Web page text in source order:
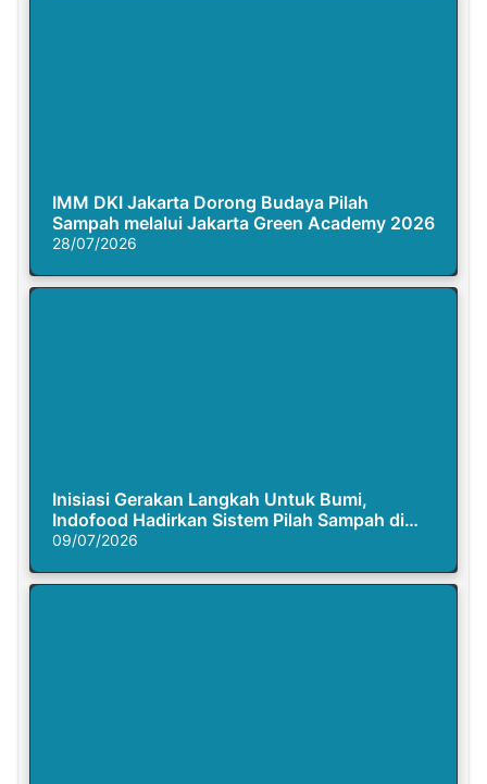
IMM DKI Jakarta Dorong Budaya Pilah
Sampah melalui Jakarta Green Academy 2026
28/07/2026
Inisiasi Gerakan Langkah Untuk Bumi,
Indofood Hadirkan Sistem Pilah Sampah di
Semasa Piknik
09/07/2026